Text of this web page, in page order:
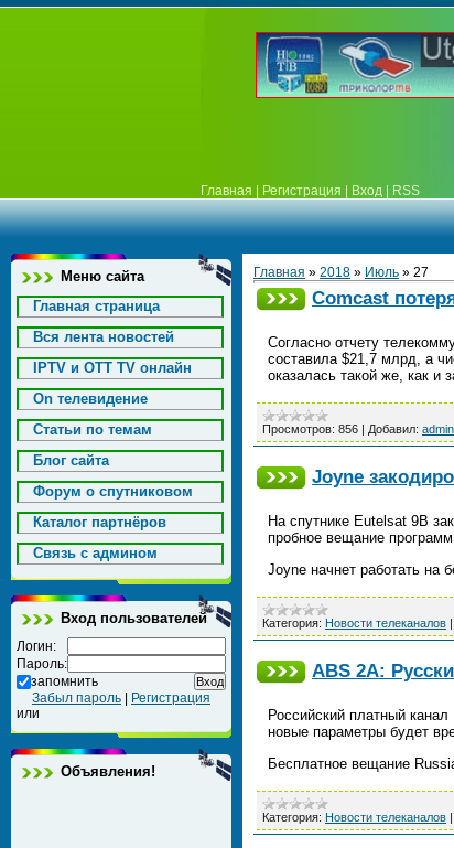
Главная Регистрация Вход RSS
Меню сайта
Главная страница
Вся лента новостей
IPTV и OTT TV онлайн
On телевидение
Статьи по темам
Блог сайта
Форум о спутниковом
Каталог партнёров
Cвязь с админом
Вход пользователей
Логин:
Пароль:
запомнить
Забыл пароль
Регистрация
или
Объявления!
Главная » 2018 » Июль » 27
Comcast
Согласно отчету
составила $21,7 млрд, а
оказалась такой же, как и
Просмотров: 856 | Добавил: admin
Joyne
На спутнике Eutelsat 9B
пробное вещание
Joyne начнет работать на
Категория: Новости телеканалов |
ABS 2A:
Российский платный
новые параметры будет
Бесплатное вещание
Категория: Новости телеканалов |